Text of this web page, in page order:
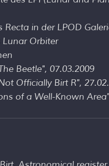
Recta in der LPOD
Orbiter
Beetle", 07.03.2009
Officially Birt R",
of a Well-Known